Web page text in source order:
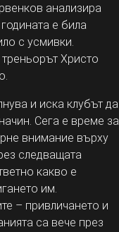
анализира
е била
с усмивки.
Христо
и иска клубът да
Сега е време за
внимание върху
следващата
какво е
им.
– привличането и
са вече през